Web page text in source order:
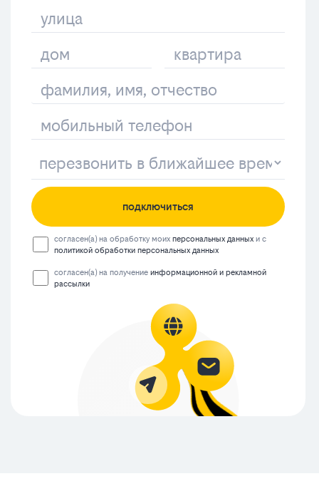
подключиться
согласен(а) на обработку моихперсональных данных и с
политикой обработки персональных данных
согласен(а) на получениеинформационной и рекламной
рассылки